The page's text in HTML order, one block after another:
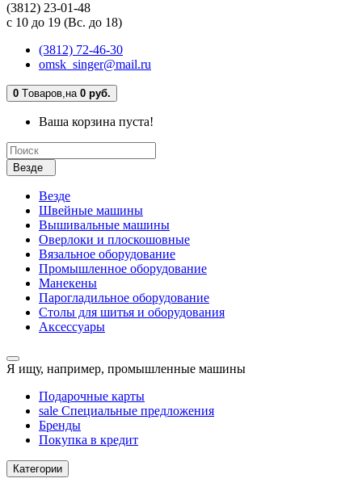
(3812) 23-01-48
с 10 до 19 (Вс. до 18)
(3812) 72-46-30
omsk_singer@mail.ru
0 Tоваров,на 0 руб.
Ваша корзина пуста!
Везде
Везде
Швейные машины
Вышивальные машины
Оверлоки и плоскошовные
Вязальное оборудование
Промышленное оборудование
Манекены
Парогладильное оборудование
Столы для шитья и оборудования
Аксессуары
Я ищу, например, промышленные машины
Подарочные карты
sale Специальные предложения
Бренды
Покупка в кредит
Категории